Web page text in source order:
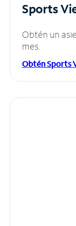
Sports
Obtén un
mes.
Obtén Sports